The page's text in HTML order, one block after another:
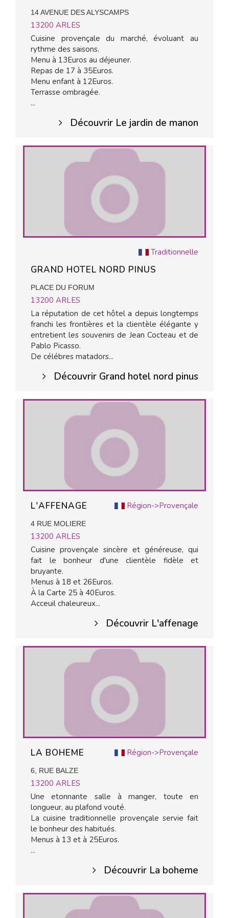
14 AVENUE DES ALYSCAMPS
13200 ARLES
Cuisine provençale du marché, évoluant au
rythme des saisons.
Menu à 13Euros au déjeuner.
Repas de 17 à 35Euros.
Menu enfant à 12Euros.
Terrasse ombragée.
...
Découvrir Le jardin de manon
Traditionnelle
GRAND HOTEL NORD PINUS
PLACE DU FORUM
13200 ARLES
La réputation de cet hôtel a depuis longtemps
franchi les frontières et la clientèle élégante y
entretient les souvenirs de Jean Cocteau et de
Pablo Picasso.
De célébres matadors...
Découvrir Grand hotel nord pinus
Région->Provençale
L'AFFENAGE
4 RUE MOLIERE
13200 ARLES
Cuisine provençale sincère et généreuse, qui
fait le bonheur d'une clientèle fidèle et
bruyante.
Menus à 18 et 26Euros.
À la Carte 25 à 40Euros.
Acceuil chaleureux...
Découvrir L'affenage
Région->Provençale
LA BOHEME
6, RUE BALZE
13200 ARLES
Une etonnante salle à manger, toute en
longueur, au plafond vouté.
La cuisine traditionnelle provençale servie fait
le bonheur des habitués.
Menus à 13 et à 25Euros.
...
Découvrir La boheme